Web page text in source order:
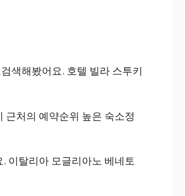
색해봤어요. 호텔 빌라 스투키
근처의 예약순위 높은 숙소정
이탈리아 모글리아노 베네토